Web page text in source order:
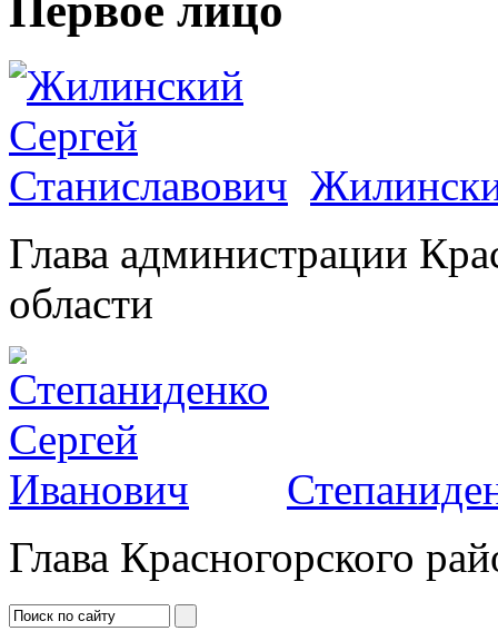
Первое лицо
Глава администрации
области
Глава Красногорского